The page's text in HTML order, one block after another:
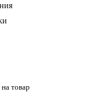
товар